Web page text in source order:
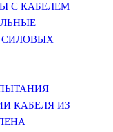
С КАБЕЛЕМ
СИЛОВЫХ
КАБЕЛЯ ИЗ